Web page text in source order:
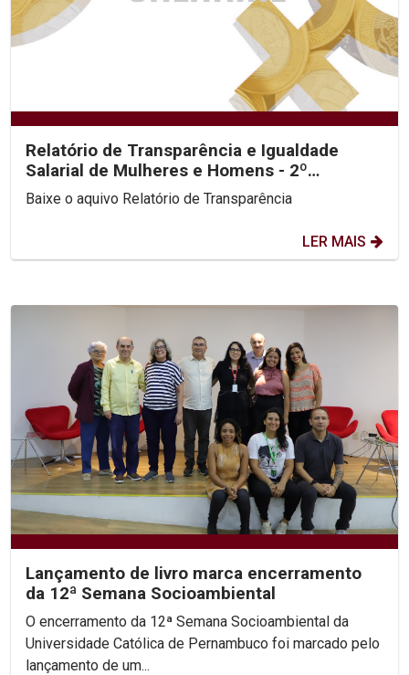
Relatório de Transparência e Igualdade
Salarial de Mulheres e Homens - 2º
Semestre 2025Baixe o aquivo Relatório de Transparência
LER MAIS
Lançamento de livro marca encerramento
da 12ª Semana Socioambiental
O encerramento da 12ª Semana Socioambiental da
Universidade Católica de Pernambuco foi marcado pelo
lançamento de um...